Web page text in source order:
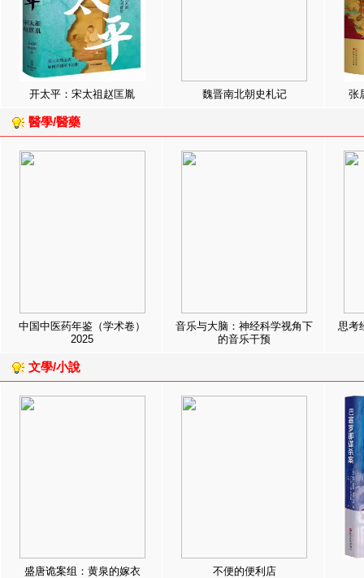
开太平：宋太祖赵匡胤 魏晋南北朝史札记 张
醫學/醫藥
中国中医药年鉴（学术卷）
2025
音乐与大脑：神经科学视角下
的音乐干预
思考
文學/小說
盛唐诡案组：黄泉的嫁衣 不便的便利店